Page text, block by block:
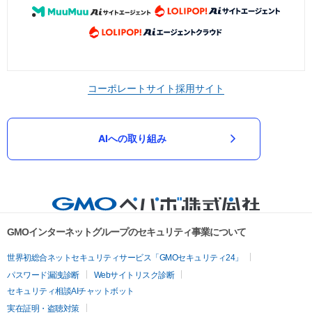
コーポレートサイト採用サイト
AIへの取り組み
GMOインターネットグループのセキュリティ事業について
世界初総合ネットセキュリティサービス「GMOセキュリティ24」
パスワード漏洩診断
Webサイトリスク診断
セキュリティ相談AIチャットボット
実在証明・盗聴対策